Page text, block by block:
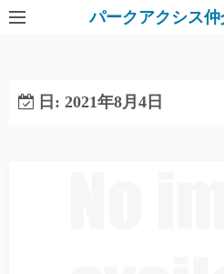
パークアクシス
日: 2021年8月4日